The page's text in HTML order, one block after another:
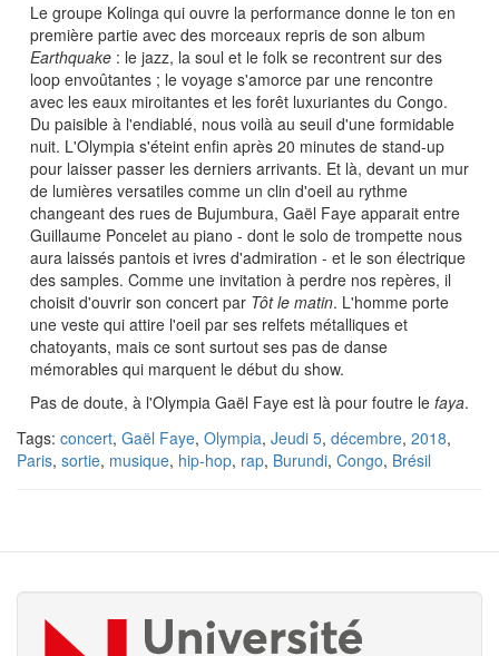
Le groupe Kolinga qui ouvre la performance donne le ton en
première partie avec des morceaux repris de son album
Earthquake : le jazz, la soul et le folk se recontrent sur des
loop envoûtantes ; le voyage s'amorce par une rencontre
avec les eaux miroitantes et les forêt luxuriantes du Congo.
Du paisible à l'endiablé, nous voilà au seuil d'une formidable
nuit. L'Olympia s'éteint enfin après 20 minutes de stand-up
pour laisser passer les derniers arrivants. Et là, devant un mur
de lumières versatiles comme un clin d'oeil au rythme
changeant des rues de Bujumbura, Gaël Faye apparait entre
Guillaume Poncelet au piano - dont le solo de trompette nous
aura laissés pantois et ivres d'admiration - et le son électrique
des samples. Comme une invitation à perdre nos repères, il
choisit d'ouvrir son concert par Tôt le matin. L'homme porte
une veste qui attire l'oeil par ses relfets métalliques et
chatoyants, mais ce sont surtout ses pas de danse
mémorables qui marquent le début du show.
Pas de doute, à l'Olympia Gaël Faye est là pour foutre le faya.
Tags: concert, Gaël Faye, Olympia, Jeudi 5, décembre, 2018,
Paris, sortie, musique, hip-hop, rap, Burundi, Congo, Brésil